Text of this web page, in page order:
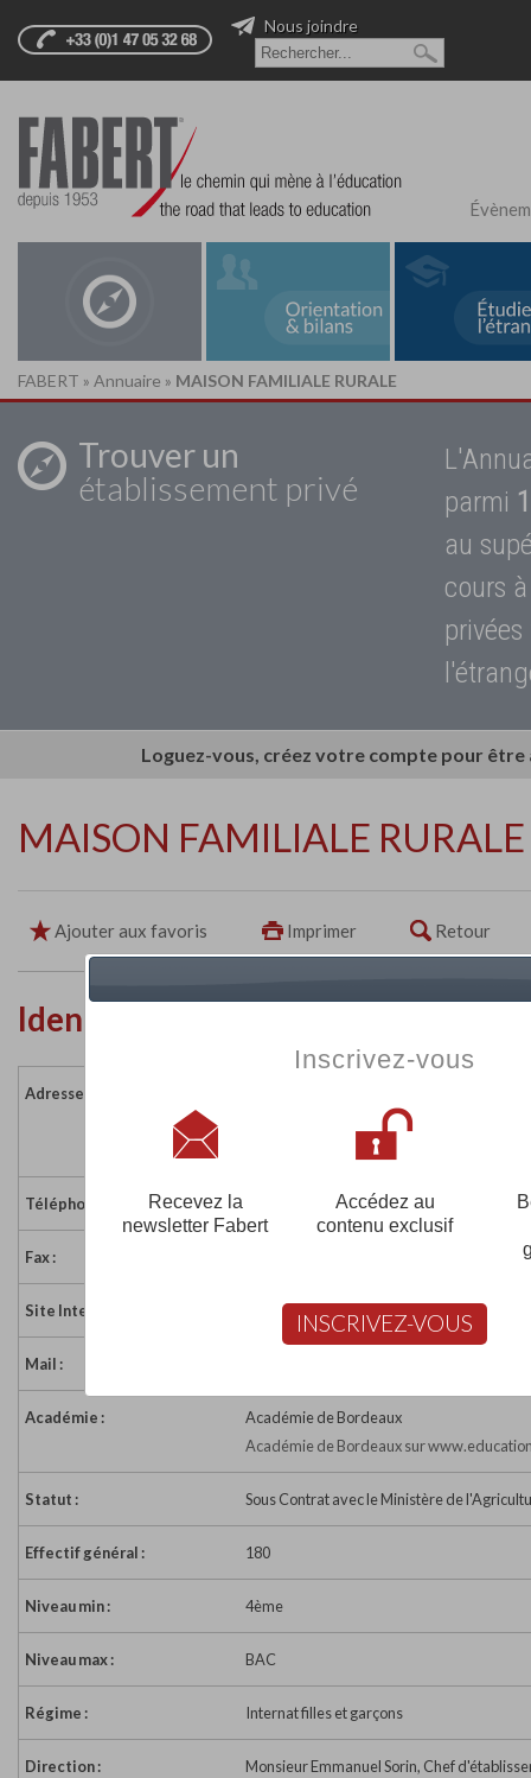
Nous joindre
FABERT » Annuaire » MAISON FAMILIALE RURALE
Trouver un
établissement privé
parmi
au
cours
Loguez-vous, créez votre compte pour
MAISON FAMILIALE RURALE
Ajouter aux favoris Imprimer Retour
Identité de l'établissement
Adresse :
Téléphone : 05 59 67 64 52
Fax :
Site Internet : http://www.mfr-mont.fr
Mail :
Académie :
Académie de Bordeaux
Académie de Bordeaux sur
Statut : Sous Contrat avec le Ministère de
Effectif général : 180
Niveau min : 4ème
Niveau max : BAC
Régime : Internat filles et garçons
Direction : Monsieur Emmanuel Sorin, Chef
Inscrivez-vous
Recevez la
newsletter Fabert
Accédez au
contenu exclusif
INSCRIVEZ-VOUS